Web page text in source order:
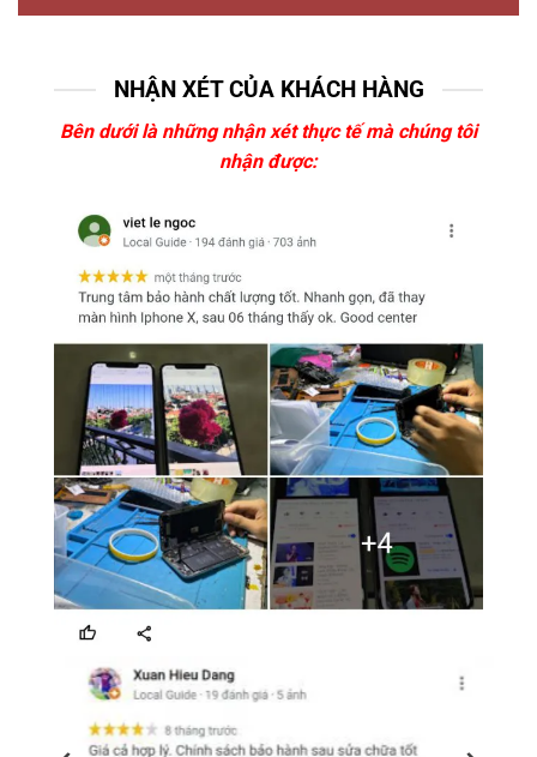
NHẬN XÉT CỦA KHÁCH HÀNG
Bên dưới là những nhận xét thực tế mà chúng tôi
nhận được: